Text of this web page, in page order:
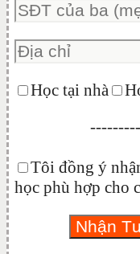
Học tại nhà
Tôi đồng ý
học phù hợp cho